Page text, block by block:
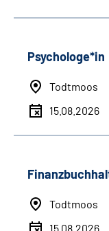
Psychologe*in
Todtmoos
15.08.2026
Todtmoos
15.08.2026